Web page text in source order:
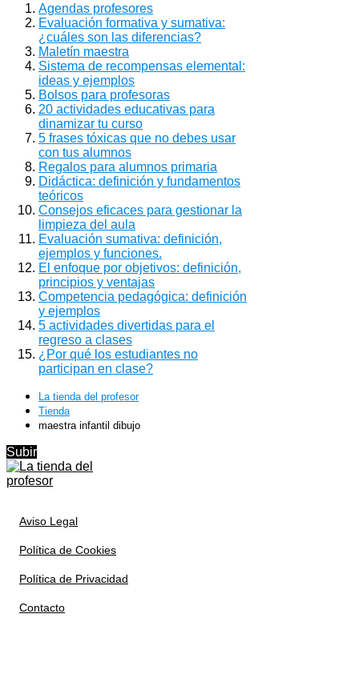
Agendas profesores
Evaluación formativa y sumativa:
¿cuáles son las diferencias?
Maletín maestra
Sistema de recompensas elemental:
ideas y ejemplos
Bolsos para profesoras
20 actividades educativas para
dinamizar tu curso
5 frases tóxicas que no debes usar
con tus alumnos
Regalos para alumnos primaria
Didáctica: definición y fundamentos
teóricos
Consejos eficaces para gestionar la
limpieza del aula
Evaluación sumativa: definición,
ejemplos y funciones.
El enfoque por objetivos: definición,
principios y ventajas
Competencia pedagógica: definición
y ejemplos
5 actividades divertidas para el
regreso a clases
¿Por qué los estudiantes no
participan en clase?
La tienda del profesor
Tienda
maestra infantil dibujo
Subir
Aviso Legal
Política de Cookies
Política de Privacidad
Contacto